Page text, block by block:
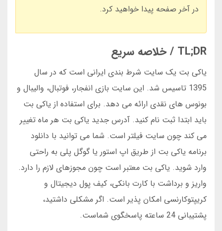
در آخر صفحه پیدا خواهید کرد.
TL;DR / خلاصه سریع
یاکی بت یک سایت شرط بندی ایرانی است که در سال
1395 تاسیس شد. این سایت بازی انفجار، فوتبال، والیبال و
بونوس های نقدی ارائه می دهد. برای استفاده از یاکی بت
باید ابتدا ثبت نام کنید. آدرس جدید یاکی بت هر ماه تغییر
می کند چون سایت فیلتر است. شما می توانید با دانلود
برنامه یاکی بت از طریق اپ استور یا گوگل پلی به راحتی
وارد شوید. یاکی بت معتبر است چون مجوزهای لازم را دارد.
واریز و برداشت با کارت بانکی، کیف پول دیجیتال و
کریپتوکارنسی امکان پذیر است. اگر مشکلی داشتید،
پشتیبانی 24 ساعته پاسخگوی شماست.